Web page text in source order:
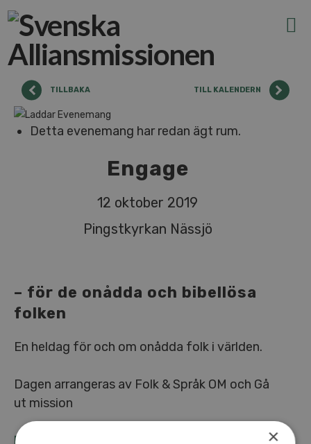
TILLBAKA TILL KALENDERN
Detta evenemang har redan ägt rum.
Engage
12 oktober 2019
Pingstkyrkan Nässjö
– för de onådda och bibellösa
folken
En heldag för och om onådda folk i världen.
Dagen arrangeras av Folk & Språk OM och Gå
ut mission
HÄR HITTAR DU MER INFORMATION > ×